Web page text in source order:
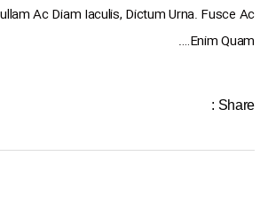
Ac Diam Iaculis, Dictum Urna. Fusce Ac
Enim Quam….
Share :